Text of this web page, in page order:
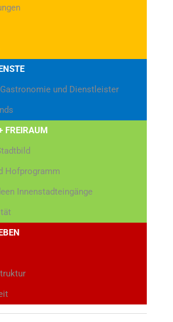
und Dienstleister
FREIRAUM
Hofprogramm
Innenstadteingänge